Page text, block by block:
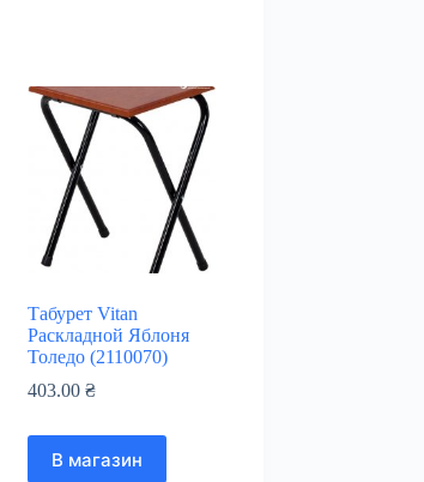
Табурет Vitan
Раскладной Яблоня
Толедо (2110070)
403.00₴
В магазин